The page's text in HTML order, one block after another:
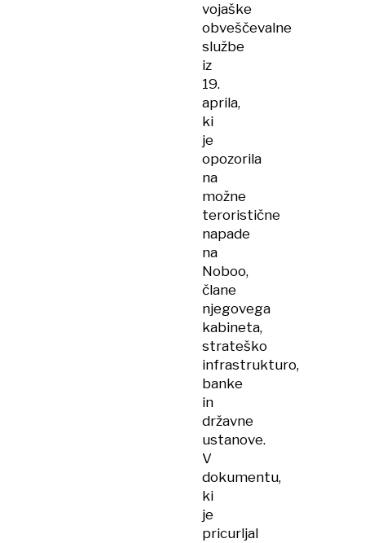
vojaške
obveščevalne
službe
iz
19.
aprila,
ki
je
opozorila
na
možne
teroristične
napade
na
Noboo,
člane
njegovega
kabineta,
strateško
infrastrukturo,
banke
in
državne
ustanove.
V
dokumentu,
ki
je
pricurljal